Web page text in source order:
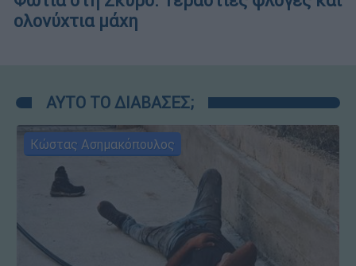
ολονύχτια μάχη
ΑΥΤΟ ΤΟ ΔΙΑΒΑΣΕΣ;
Κώστας Ασημακόπουλος